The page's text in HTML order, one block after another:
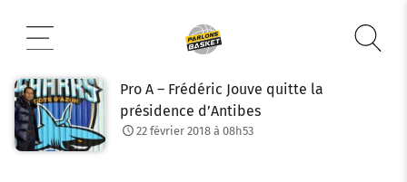
contenu
Pro A – Frédéric Jouve quitte la
présidence d’Antibes
22 février 2018 à 08h53